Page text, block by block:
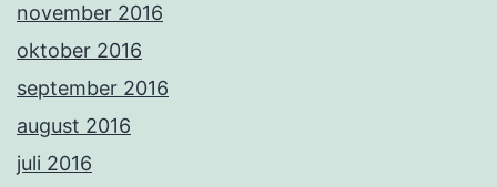
november 2016
oktober 2016
september 2016
august 2016
juli 2016